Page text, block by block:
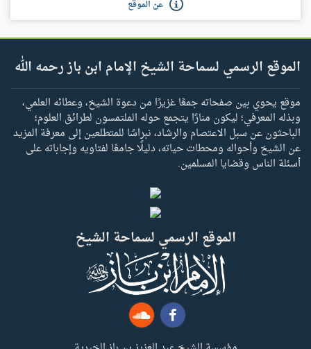
عن الموقع
الموقع الرسمي لسماحة الشيخ الإمام ابن باز رحمه الله
موقع يحوي بين صفحاته جمعًا غزيرًا من دعوة الشيخ، وعطائه العلمي،
وبذله المعرفي؛ ليكون منارًا يتجمع حوله الملتمسون لطرائق العلوم؛
الباحثون عن سبل الاعتصام والرشاد، نبراسًا للمتطلعين إلى معرفة المزيد
عن الشيخ وأحواله ومحطات حياته، دليلًا جامعًا لفتاويه وإجاباته على
أسئلة الناس وقضايا المسلمين.
الموقع الرسمي لسماحة الشيخ